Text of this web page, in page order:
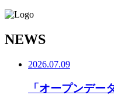
NEWS
2026.07.09
「オープンデー